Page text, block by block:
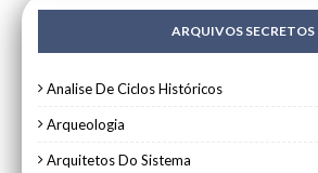
ARQUIVOS SECRETOS
Analise De Ciclos Históricos
Arqueologia
Arquitetos Do Sistema